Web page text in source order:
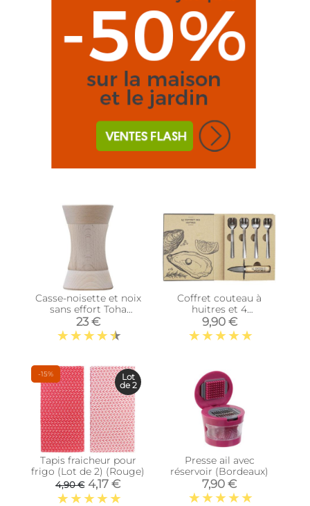
Casse-noisette et noix
sans effort Toha
(Naturel)
23 €
Coffret couteau à
huitres et 4
fourchettes en acier
inoxydable
9,90 €
-15%
Tapis fraicheur pour
frigo (Lot de 2) (Rouge)
4,90 € 4,17 €
Lot
de 2
Presse ail avec
réservoir (Bordeaux)
7,90 €